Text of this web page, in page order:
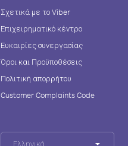
Σχετικά με το Viber
Επιχειρηματικό κέντρο
Ευκαιρίες συνεργασίας
Όροι και Προϋποθέσεις
Πολιτική απορρήτου
Customer Complaints Code
Ελληνικά